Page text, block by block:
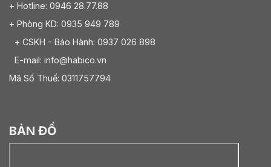
+ Hotline: 0946 28.77.88
+ Phòng KD: 0935 949 789
+ CSKH - Bảo Hành: 0937 026 898
E-mail: info@habico.vn
Mã Số Thuế: 0311757794
BẢN ĐỒ